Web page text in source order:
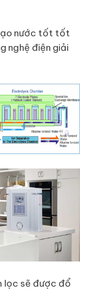
nước tốt tốt
nghệ điện giải
lọc sẽ được đổ